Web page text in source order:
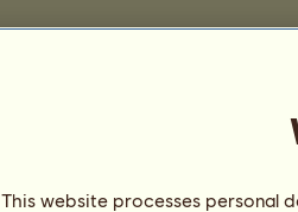
This website processes personal